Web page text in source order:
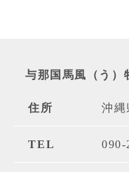
与那国馬風（う）
住所 沖縄
TEL 090-